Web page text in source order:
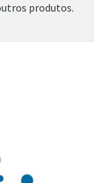
produtos.